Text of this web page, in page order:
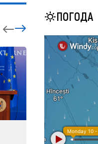
ЗАРУБЕЖНЫЕ
ПОГОДА